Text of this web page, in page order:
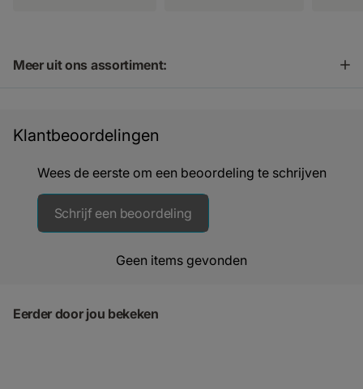
Meer uit ons assortiment:
Klantbeoordelingen
Wees de eerste om een beoordeling te schrijven
Schrijf een beoordeling
Geen items gevonden
Eerder door jou bekeken